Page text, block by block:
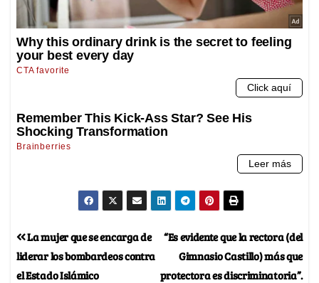
“Es evidente que la rectora (del
Gimnasio Castillo) más que
protectora es discriminatoria”.
La mujer que se encarga de
liderar los bombardeos contra
el Estado Islámico